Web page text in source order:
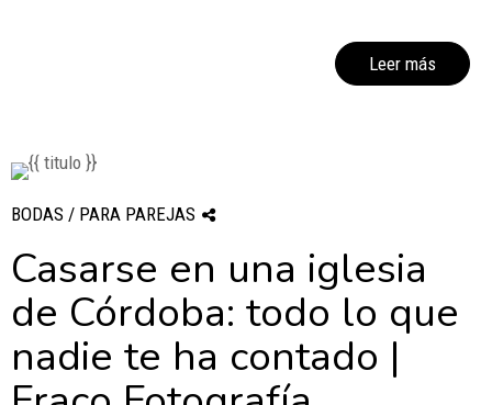
Leer más
BODAS / PARA PAREJAS
Casarse en una iglesia
de Córdoba: todo lo que
nadie te ha contado |